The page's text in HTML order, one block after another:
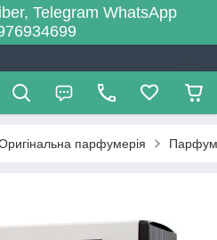
Telegram WhatsApp
парфумерія